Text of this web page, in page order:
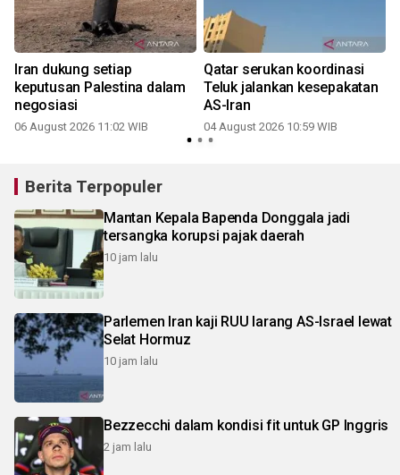
Iran dukung setiap
keputusan Palestina dalam
negosiasi
06 August 2026 11:02 WIB
Qatar serukan koordinasi
Teluk jalankan kesepakatan
AS-Iran
04 August 2026 10:59 WIB
Berita Terpopuler
Mantan Kepala Bapenda Donggala jadi
tersangka korupsi pajak daerah
10 jam lalu
Parlemen Iran kaji RUU larang AS-Israel lewat
Selat Hormuz
10 jam lalu
Bezzecchi dalam kondisi fit untuk GP Inggris
2 jam lalu